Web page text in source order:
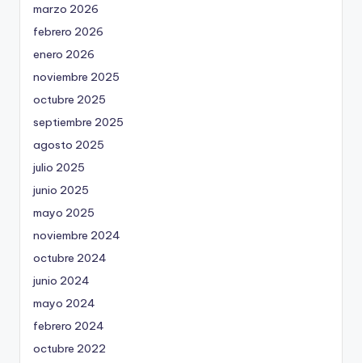
marzo 2026
febrero 2026
enero 2026
noviembre 2025
octubre 2025
septiembre 2025
agosto 2025
julio 2025
junio 2025
mayo 2025
noviembre 2024
octubre 2024
junio 2024
mayo 2024
febrero 2024
octubre 2022